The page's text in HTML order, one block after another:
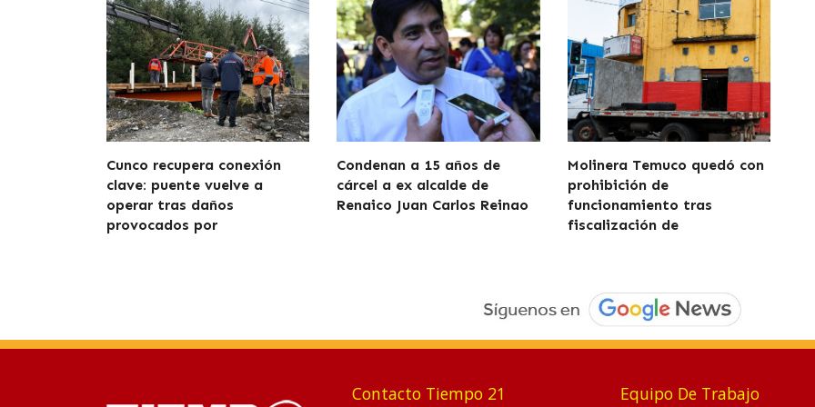
Cunco recupera conexión
clave: puente vuelve a
operar tras daños
provocados por
Condenan a 15 años de
cárcel a ex alcalde de
Renaico Juan Carlos Reinao
Molinera Temuco quedó con
prohibición de
funcionamiento tras
fiscalización de
Contacto Tiempo 21 Equipo De Trabajo